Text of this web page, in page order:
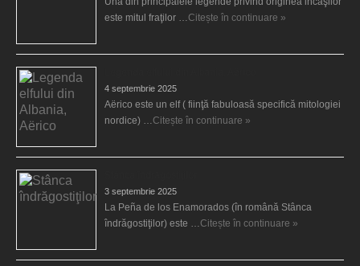
este mitul fraţilor …Citește în continuare »
4 septembrie 2025
Aërico este un elf ( fiinţă fabuloasă specifică mitologiei
nordice) …Citește în continuare »
3 septembrie 2025
La Peña de los Enamorados (în română Stânca
îndrăgostiţilor) este …Citește în continuare »